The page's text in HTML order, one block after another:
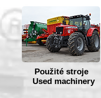
Použité stroje
Used machinery